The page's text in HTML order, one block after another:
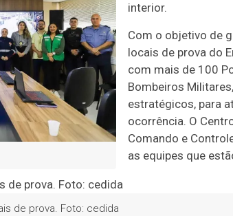
interior.
de prova. Foto: cedida
Com o objetivo de
locais de prova do
com mais de 100
Bombeiros
estratégicos, para
ocorrência. O
Comando e
as equipes que